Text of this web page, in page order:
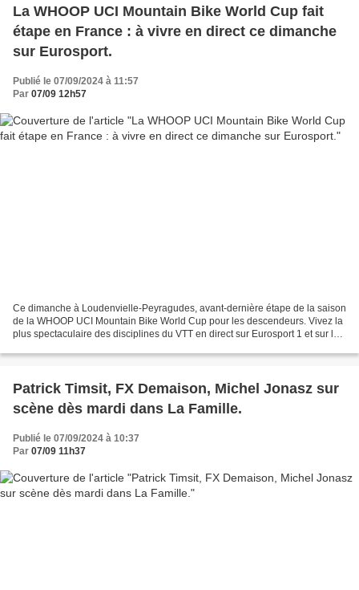
La WHOOP UCI Mountain Bike World Cup fait
étape en France : à vivre en direct ce dimanche
sur Eurosport.
Publié le 07/09/2024 à 11:57
Par 07/09 12h57
Ce dimanche à Loudenvielle-Peyragudes, avant-dernière étape de la saison
de la WHOOP UCI Mountain Bike World Cup pour les descendeurs. Vivez la
plus spectaculaire des disciplines du VTT en direct sur Eurosport 1 et sur la
Patrick Timsit, FX Demaison, Michel Jonasz sur
scène dès mardi dans La Famille.
Publié le 07/09/2024 à 10:37
Par 07/09 11h37